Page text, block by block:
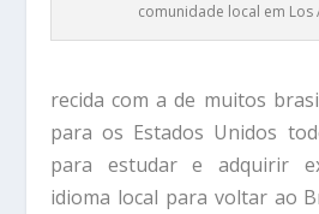
comunidade local em Los
recida com a de muitos
para os Estados Unidos
para estudar e adquirir
idioma local para voltar ao